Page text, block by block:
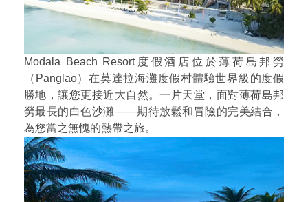
Modala Beach Resort度假酒店位於薄荷島邦勞
（Panglao）在莫達拉海灘度假村體驗世界級的度假
勝地，讓您更接近大自然。一片天堂，面對薄荷島邦
勞最長的白色沙灘——期待放鬆和冒險的完美結合，
為您當之無愧的熱帶之旅。